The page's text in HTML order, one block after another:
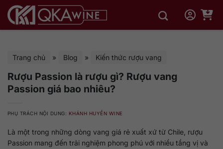
qua
Trang chủ » Blog » Kiến thức rượu vang
Rượu Passion là rượu gì? Rượu vang
Passion giá bao nhiêu?
PHỤ TRÁCH NỘI DUNG: KHÁNH HUYỀN WINE
Là một trong những dòng vang giá rẻ xuất xứ từ Chile, rượu
Passion mang đến trải nghiệm phong phú với nhiều tầng vị và